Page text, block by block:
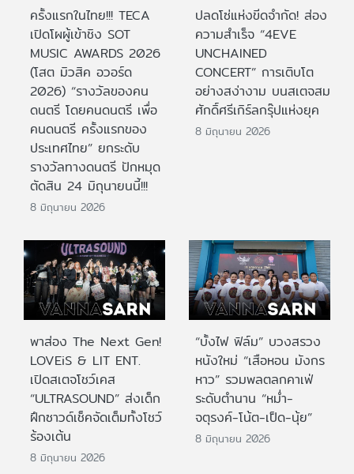
ครั้งแรกในไทย!!! TECA
เปิดโผผู้เข้าชิง SOT
MUSIC AWARDS 2026
(โสต มิวสิค อวอร์ด
2026) “รางวัลของคน
ดนตรี โดยคนดนตรี เพื่อ
คนดนตรี ครั้งแรกของ
ประเทศไทย” ยกระดับ
รางวัลทางดนตรี ปักหมุด
ตัดสิน 24 มิถุนายนนี้!!!
8 มิถุนายน 2026
ปลดโซ่แห่งขีดจำกัด! ส่อง
ความสำเร็จ “4EVE
UNCHAINED
CONCERT” การเติบโต
อย่างสง่างาม บนสเตจสม
ศักดิ์ศรีเกิร์ลกรุ๊ปแห่งยุค
8 มิถุนายน 2026
พาส่อง The Next Gen!
LOVEiS & LIT ENT.
เปิดสเตจโชว์เคส
“ULTRASOUND” ส่งเด็ก
ฝึกซาวด์เช็คจัดเต็มทั้งโชว์
ร้องเต้น
8 มิถุนายน 2026
“บั้งไฟ ฟิล์ม” บวงสรวง
หนังใหม่ “เสือหอน มังกร
หาว” รวมพลตลกคาเฟ่
ระดับตำนาน “หม่ำ-
จตุรงค์-โน้ต-เป็ด-นุ้ย”
8 มิถุนายน 2026